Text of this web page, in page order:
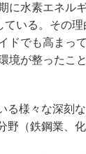
水素エネル
いる。その
ドでも高まっ
境が整ったこ
る様々な深刻
野（鉄鋼業、